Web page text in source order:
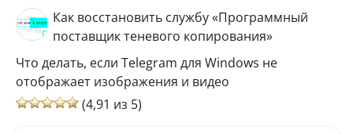
Как восстановить службу «Программный
поставщик теневого копирования»
Что делать, если Telegram для Windows не
отображает изображения и видео
(4,91 из 5)